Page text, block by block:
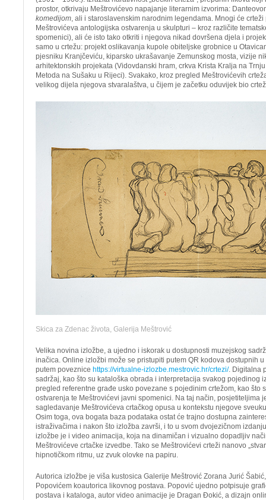
prostor, otkrivaju Meštrovićevo napajanje literarnim izvorima:
komedijom, ali i staroslavenskim narodnim legendama. Mnogi će
Meštrovićeva antologijska ostvarenja u skulpturi – kroz različite
spomenici), ali će isto tako otkriti i njegova nikad dovršena djela i
samo u crtežu: projekt oslikavanja kupole obiteljske grobnice u
pjesniku Kranjčeviću, kiparsko ukrašavanje Zemunskog mosta, vizije
arhitektonskih projekata (Vidovdanski hram, crkva Krista Kralja na
Metoda na Sušaku u Rijeci). Svakako, kroz pregled Meštrovićevih
velikog dijela njegova stvaralaštva, u čijem je začetku oduvijek bio
Skica za Zdenac života, Galerija Meštrović
Velika novina izložbe, a ujedno i iskorak u dostupnosti muzejskog
inačica. Online izložbi može se pristupiti putem QR kodova dostupnih
putem poveznice https://virtualne-izlozbe.mestrovic.hr/crtezi/. Digitalna
sadržaj, kao što su kataloška obrada i interpretacija svakog pojedinog
pregled referentne građe usko povezane s pojedinim crtežom, kao što
ostvarenja te Meštrovićevi javni spomenici. Na taj način, posjetiteljima
sagledavanje Meštrovićeva crtačkog opusa u kontekstu njegove
Osim toga, ova bogata baza podataka ostat će trajno dostupna
istraživačima i nakon što izložba završi, i to u svom dvojezičnom
izložbe je i video animacija, koja na dinamičan i vizualno dopadljiv
Meštrovićeve crtačke izvedbe. Tako se Meštrovićevi crteži nanovo
hipnotičkom ritmu, uz zvuk olovke na papiru.
Autorica izložbe je viša kustosica Galerije Meštrović Zorana Jurić
Popovićem koautorica likovnog postava. Popović ujedno potpisuje
postava i kataloga, autor video animacije je Dragan Đokić, a dizajn